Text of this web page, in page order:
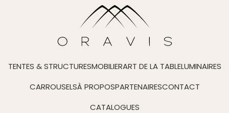
TENTES & STRUCTURESMOBILIERART DE LA TABLELUMINAIRES
CARROUSELSÀ PROPOSPARTENAIRESCONTACT
CATALOGUES